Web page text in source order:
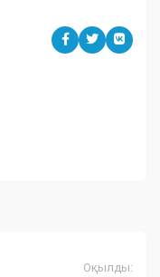
Оқылды: